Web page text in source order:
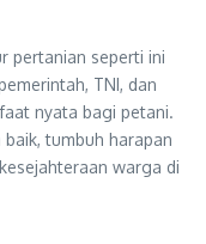
pertanian seperti ini
TNI, dan
nyata bagi petani.
tumbuh harapan
warga di